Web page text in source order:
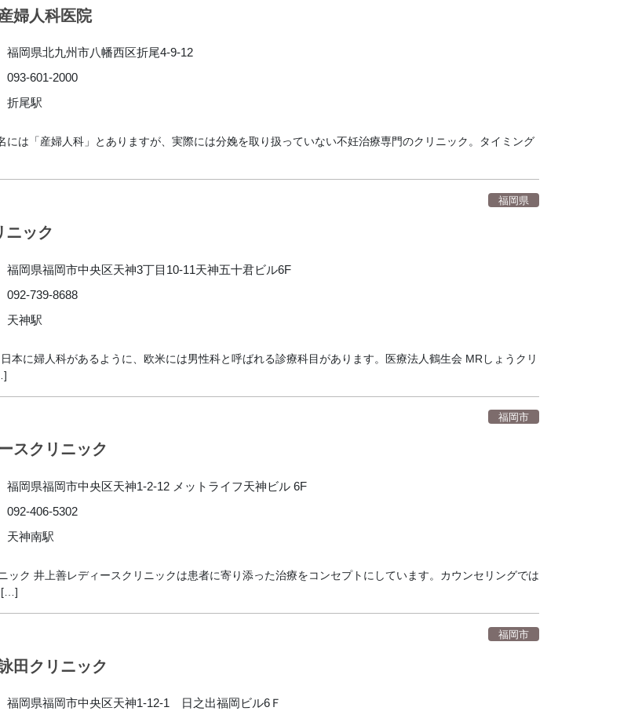
婦人科医院
福岡県北九州市八幡西区折尾4-9-12
093-601-2000
折尾駅
は「産婦人科」とありますが、実際には分娩を取り扱っていない不妊治療専門のクリニック。タイミング
福岡県
ニック
福岡県福岡市中央区天神3丁目10-11天神五十君ビル6F
092-739-8688
天神駅
本に婦人科があるように、欧米には男性科と呼ばれる診療科目があります。医療法人鶴生会 MRしょうクリ
福岡市
スクリニック
福岡県福岡市中央区天神1-2-12 メットライフ天神ビル 6F
092-406-5302
天神南駅
ク 井上善レディースクリニックは患者に寄り添った治療をコンセプトにしています。カウンセリングでは
[…]
福岡市
田クリニック
福岡県福岡市中央区天神1-12-1 日之出福岡ビル6Ｆ